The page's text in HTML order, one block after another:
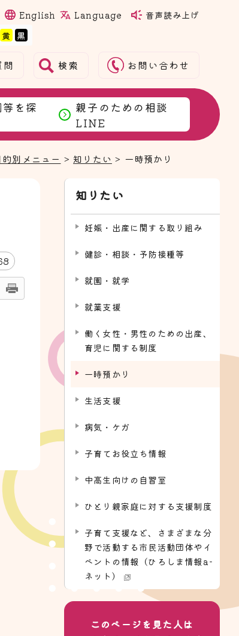
English Language
音声読み上げ
問 検索 お問い合わせ
を探
親子のための相談
LINE
的別メニュー > 知りたい > 一時預かり
知りたい
妊娠・出産に関する取り組み
健診・相談・予防接種等
就園・就学
就業支援
働く女性・男性のための出産、
育児に関する制度
一時預かり
生活支援
病気・ケガ
子育てお役立ち情報
中高生向けの自習室
ひとり親家庭に対する支援制度
子育て支援など、さまざまな分
野で活動する市民活動団体やイ
ベントの情報（ひろしま情報a-
ネット）
このページを見た人は